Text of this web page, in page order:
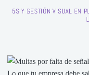
5S Y GESTIÓN VISUAL EN